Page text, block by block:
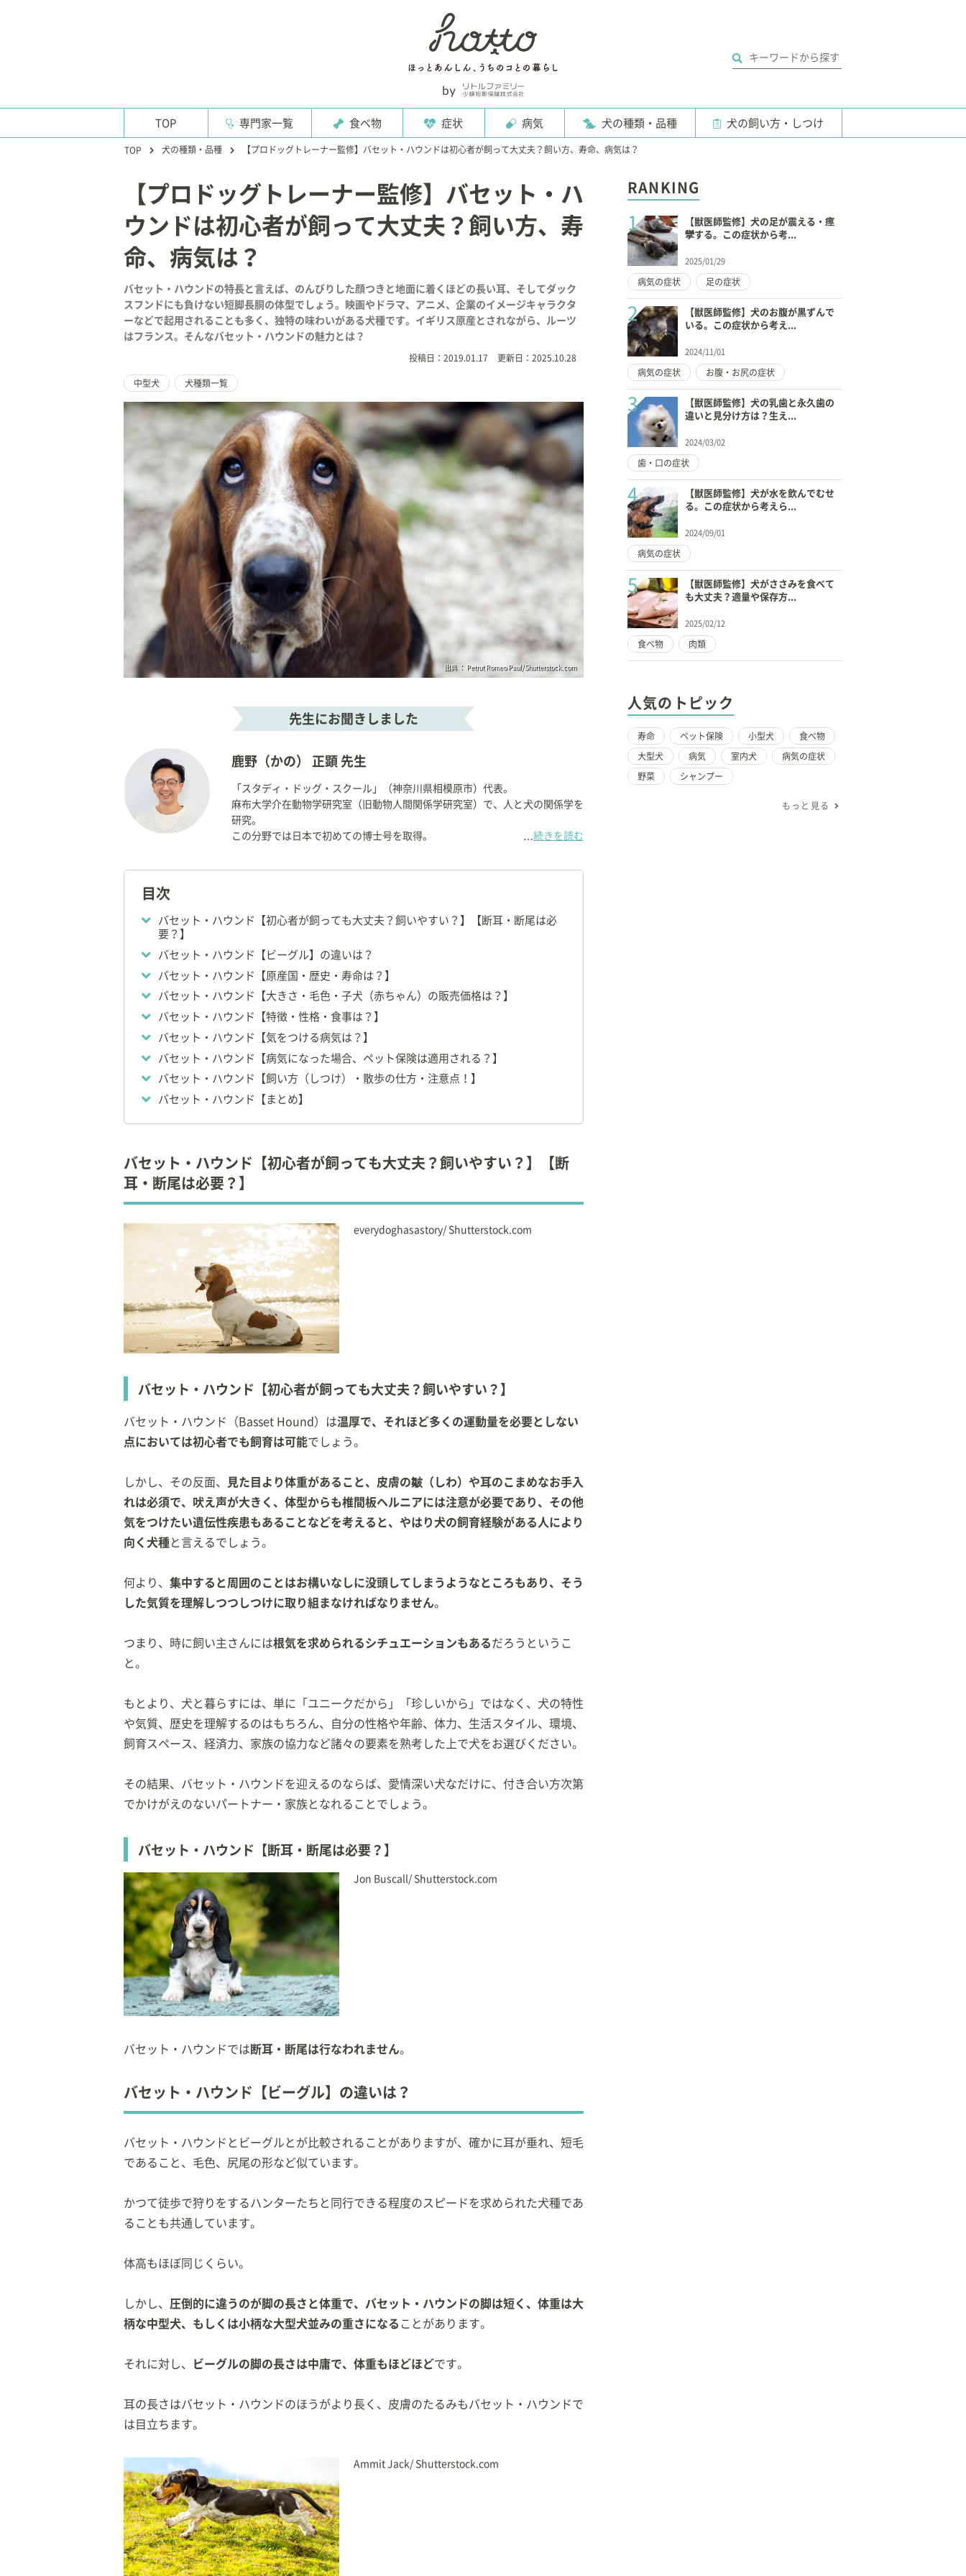
TOP 専門家一覧 食べ物 症状 病気 犬の種類・品種 犬の飼い方・しつけ
TOP 犬の種類・品種 【プロドッグトレーナー監修】バセット・ハウンドは初心者が飼って大丈夫？飼い方、寿命、病気は？
【プロドッグトレーナー監修】バセット・ハ
ウンドは初心者が飼って大丈夫？飼い方、寿
命、病気は？
バセット・ハウンドの特長と言えば、のんびりした顔つきと地面に着くほどの長い耳、そしてダック
スフンドにも負けない短脚長胴の体型でしょう。映画やドラマ、アニメ、企業のイメージキャラクタ
ーなどで起用されることも多く、独特の味わいがある犬種です。イギリス原産とされながら、ルーツ
はフランス。そんなバセット・ハウンドの魅力とは？
投稿日： 2019.01.17 更新日： 2025.10.28
中型犬 犬種類一覧
出典 ： Petrut Romeo Paul/Shutterstock.com
先生にお聞きしました
鹿野（かの） 正顕 先生
「スタディ・ドッグ・スクール」（神奈川県相模原市）代表。
麻布大学介在動物学研究室（旧動物人間関係学研究室）で、人と犬の関係学を
研究。
この分野では日本で初めての博士号を取得。
…続きを読む
目次
バセット・ハウンド【初心者が飼っても大丈夫？飼いやすい？】【断耳・断尾は必
要？】
バセット・ハウンド【ビーグル】の違いは？
バセット・ハウンド【原産国・歴史・寿命は？】
バセット・ハウンド【大きさ・毛色・子犬（赤ちゃん）の販売価格は？】
バセット・ハウンド【特徴・性格・食事は？】
バセット・ハウンド【気をつける病気は？】
バセット・ハウンド【病気になった場合、ペット保険は適用される？】
バセット・ハウンド【飼い方（しつけ）・散歩の仕方・注意点！】
バセット・ハウンド【まとめ】
バセット・ハウンド【初心者が飼っても大丈夫？飼いやすい？】【断
耳・断尾は必要？】
everydoghasastory/ Shutterstock.com
バセット・ハウンド【初心者が飼っても大丈夫？飼いやすい？】
バセット・ハウンド（Basset Hound）は温厚で、それほど多くの運動量を必要としない
点においては初心者でも飼育は可能でしょう。
しかし、その反面、
見た目より体重があること、皮膚の皺（しわ）や耳のこまめなお手入
れは必須で、吠え声が大きく、体型からも椎間板ヘルニアには注意が必要であり、その他
気をつけたい遺伝性疾患もあることなどを考えると、やはり犬の飼育経験がある人により
向く犬種と言えるでしょう。
何より、 集中すると周囲のことはお構いなしに没頭してしまうようなところもあり、そう
した気質を理解しつつしつけに取り組まなければなりません。
つまり、時に飼い主さんには根気を求められるシチュエーションもあるだろうというこ
と。
もとより、犬と暮らすには、単に「ユニークだから」「珍しいから」ではなく、犬の特性
や気質、歴史を理解するのはもちろん、自分の性格や年齢、体力、生活スタイル、環境、
飼育スペース、経済力、家族の協力など諸々の要素を熟考した上で犬をお選びください。
その結果、バセット・ハウンドを迎えるのならば、愛情深い犬なだけに、付き合い方次第
でかけがえのないパートナー・家族となれることでしょう。
バセット・ハウンド【断耳・断尾は必要？】
Jon Buscall/ Shutterstock.com
バセット・ハウンドでは断耳・断尾は行なわれません。
バセット・ハウンド【ビーグル】の違いは？
バセット・ハウンドとビーグルとが比較されることがありますが、確かに耳が垂れ、短毛
であること、毛色、尻尾の形など似ています。
かつて徒歩で狩りをするハンターたちと同行できる程度のスピードを求められた犬種であ
ることも共通しています。
体高もほぼ同じくらい。
しかし、 圧倒的に違うのが脚の長さと体重で、バセット・ハウンドの脚は短く、体重は大
柄な中型犬、もしくは小柄な大型犬並みの重さになる ことがあります。
それに対し、 ビーグルの脚の長さは中庸で、体重もほどほどです。
耳の長さはバセット・ハウンドのほうがより長く、皮膚のたるみもバセット・ハウンドで
は目立ちます。
Ammit Jack/ Shutterstock.com
RANKING
1
【獣医師監修】犬の足が震える・痙
攣する。この症状から考...
2025/01/29
病気の症状 足の症状
2
【獣医師監修】犬のお腹が黒ずんで
いる。この症状から考え...
2024/11/01
病気の症状 お腹・お尻の症状
3
【獣医師監修】犬の乳歯と永久歯の
違いと見分け方は？生え...
2024/03/02
歯・口の症状
4
【獣医師監修】犬が水を飲んでむせ
る。この症状から考えら...
2024/09/01
病気の症状
5
【獣医師監修】犬がささみを食べて
も大丈夫？適量や保存方...
2025/02/12
食べ物 肉類
人気のトピック
寿命 ペット保険 小型犬 食べ物
大型犬 病気 室内犬 病気の症状
野菜 シャンプー
もっと見る